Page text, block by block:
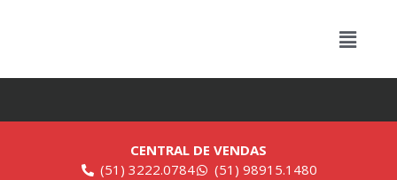
CENTRAL DE VENDAS
(51) 3222.0784
(51) 98915.1480